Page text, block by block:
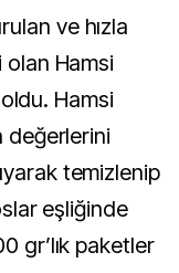
ve hızla
Hamsi
Hamsi
değerlerini
temizlenip
eşliğinde
gr’lık paketler